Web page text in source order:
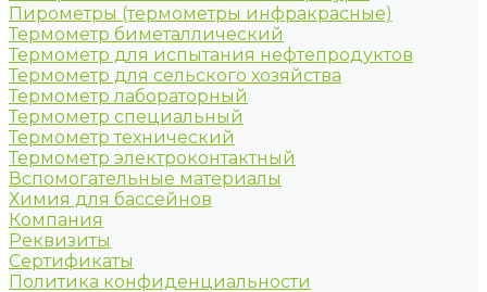
Пирометры (термометры инфракрасные)
Термометр биметаллический
Термометр для испытания нефтепродуктов
Термометр для сельского хозяйства
Термометр лабораторный
Термометр специальный
Термометр технический
Термометр электроконтактный
Вспомогательные материалы
Химия для бассейнов
Компания
Реквизиты
Сертификаты
Политика конфиденциальности